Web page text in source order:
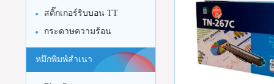
สติ๊กเกอร์ริบบอน TT
กระดาษความร้อน
หมึกพิมพ์สำเนา